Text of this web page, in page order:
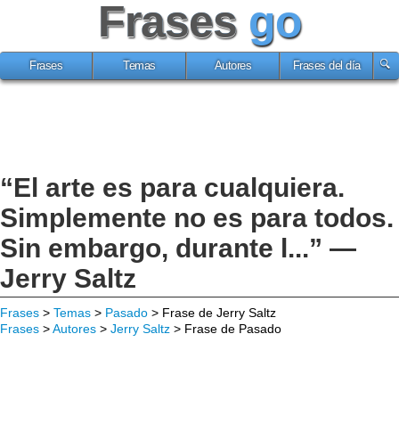
Frases go
Frases Temas Autores Frases del día
“El arte es para cualquiera.
Simplemente no es para todos.
Sin embargo, durante l...” —
Jerry Saltz
Frases > Temas > Pasado > Frase de Jerry Saltz
Frases >Autores > Jerry Saltz > Frase de Pasado